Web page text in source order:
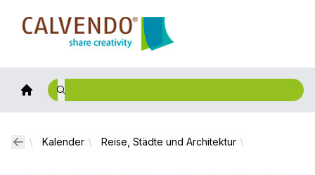
Calvendo
Kalender Reise, Städte und Architektur